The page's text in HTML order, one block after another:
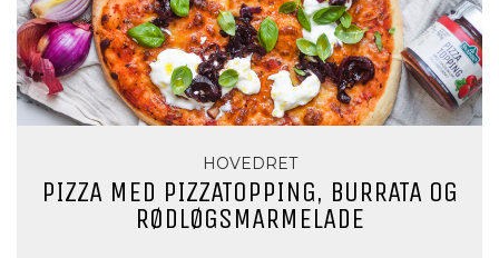
HOVEDRET
PIZZA MED PIZZATOPPING, BURRATA OG
RØDLØGSMARMELADE